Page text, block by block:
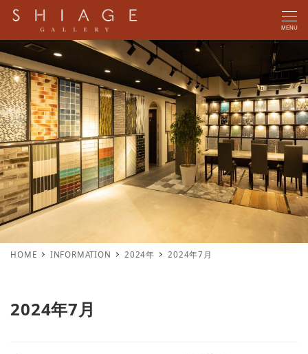
MENU
HOME INFORMATION 2024年 2024年7月
2024年7月